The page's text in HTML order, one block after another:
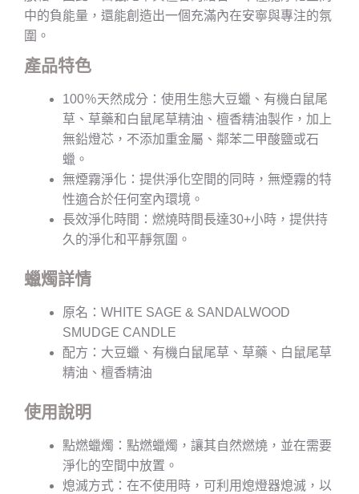
中的負能量，還能創造出一個充滿內在安寧與專注的氛
圍。
產品特色
100％天然成分：使用生態大豆蠟、有機白鼠尾
草、草藥和白鼠尾草精油、檀香精油製作，加上
無鉛燈芯，不添加重金屬、鄰苯二甲酸鹽或石
蠟。
無煙霧淨化：提供淨化空間的同時，無煙霧的特
性適合於任何室內環境。
長效淨化時間：燃燒時間長達30+小時，提供持
久的淨化和平靜氛圍。
蠟燭詳情
原名：WHITE SAGE & SANDALWOOD
SMUDGE CANDLE
配方：大豆蠟、有機白鼠尾草、草藥、白鼠尾草
精油、檀香精油
使用說明
點燃蠟燭：點燃蠟燭，讓其自然燃燒，並在需要
淨化的空間中放置。
熄滅方式：在不使用時，可利用熄燈器熄滅，以